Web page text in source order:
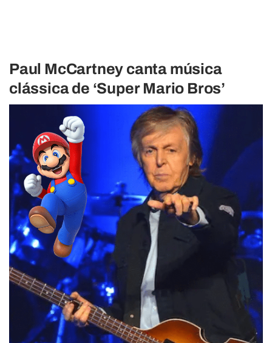
Paul McCartney canta música
clássica de ‘Super Mario Bros’